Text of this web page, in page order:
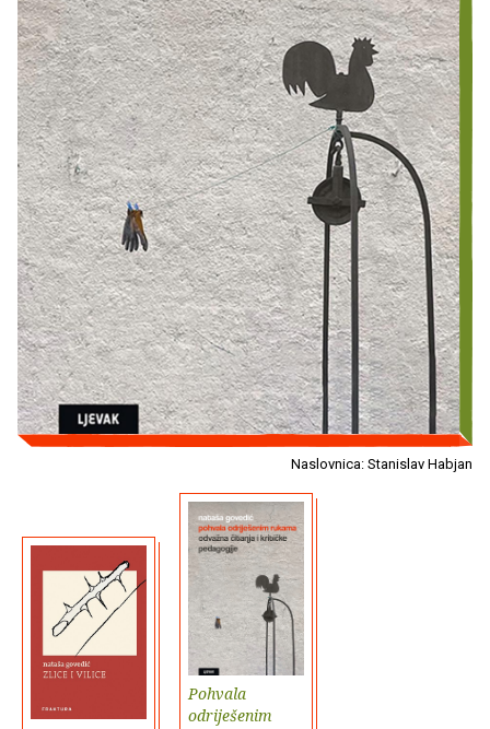
Naslovnica: Stanislav Habjan
Pohvala
odriješenim